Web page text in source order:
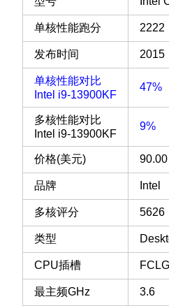
单核性能跑分 2222
发布时间 2015
单核性能对比
Intel i9-13900KF
47%
多核性能对比
Intel i9-13900KF
9%
价格(美元) 90.00
品牌 Intel
多核评分 5626
类型
CPU插槽
最主频GHz 3.6